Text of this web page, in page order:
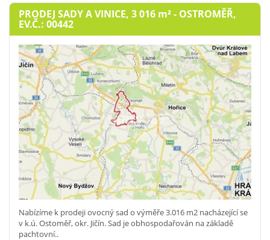
PRODEJ SADY A VINICE, 3 016 m²- OSTROMĚŘ,
EV.Č.: 00442
Nabízíme k prodeji ovocný sad o výměře 3.016 m2 nacházející se
v k.ú. Ostoměř, okr. Jičín. Sad je obhospodařován na základě
pachtovní..